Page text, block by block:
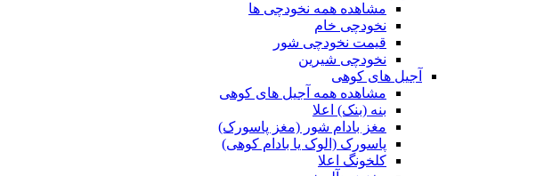
مشاهده همه نخودچی ها
نخودچی خام
قیمت نخودچی شور
نخودچی شیرین
آجیل های کوهی
مشاهده همه آجیل های کوهی
بنه (بنک) اعلا
مغز بادام شور (مغز پاسورک)
پاسورک (الوک یا بادام کوهی)
کلخونگ اعلا